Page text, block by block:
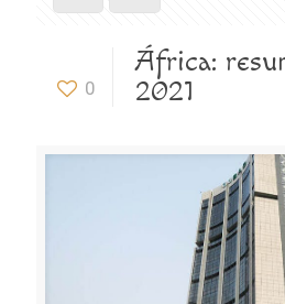
0
África:
2021